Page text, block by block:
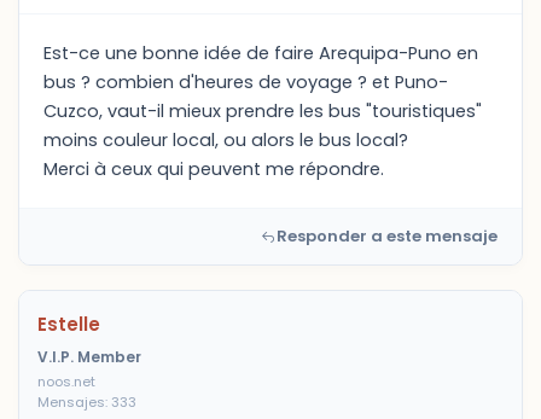
Est-ce une bonne idée de faire Arequipa-Puno en
bus ? combien d'heures de voyage ? et Puno-
Cuzco, vaut-il mieux prendre les bus "touristiques"
moins couleur local, ou alors le bus local?
Merci à ceux qui peuvent me répondre.
Responder a este mensaje
Estelle
V.I.P. Member
noos.net
Mensajes: 333